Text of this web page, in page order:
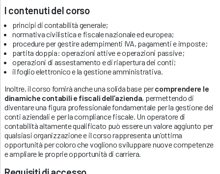
I contenuti del corso
principi di contabilità generale;
normativa civilistica e fiscale nazionale ed europea;
procedure per gestire adempimenti IVA, pagamenti e imposte;
partita doppia: operazioni attive e operazioni passive;
operazioni di assestamento e di riapertura dei conti;
il foglio elettronico e la gestione amministrativa.
Inoltre, il corso fornirà anche una solida base percomprendere le
dinamiche contabili e fiscali dell’azienda, permettendo di
diventare una figura professionale fondamentale per la gestione dei
conti aziendali e per la compliance fiscale. Un operatore di
contabilità altamente qualificato può essere un valore aggiunto per
qualsiasi organizzazione e il corso rappresenta un’ottima
opportunità per coloro che vogliono sviluppare nuove competenze
e ampliare le proprie opportunità di carriera.